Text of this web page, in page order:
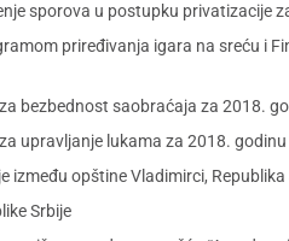
sporova u postupku privatizacije
priređivanja igara na sreću i
bezbednost saobraćaja za 2018.
upravljanje lukama za 2018. godinu
opštine Vladimirci,
Srbije